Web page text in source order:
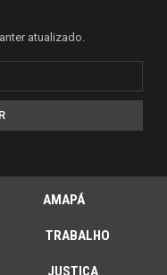
atualizado.
AMAPÁ
TRABALHO
JUSTIÇA